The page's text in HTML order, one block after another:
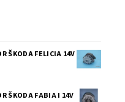
ŠKODA FELICIA 14V
ŠKODA FABIA I 14V